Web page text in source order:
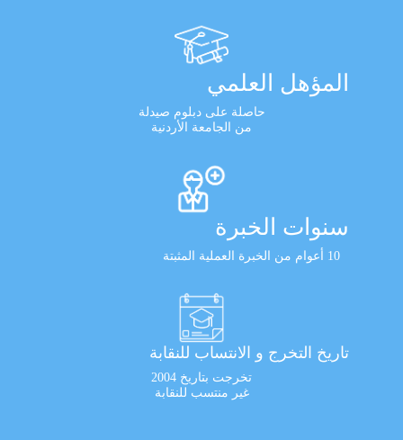
المؤهل العلمي
حاصلة على دبلوم صيدلة
من الجامعة الأردنية
سنوات الخبرة
10 أعوام من الخبرة العملية المثبتة
تاريخ التخرج و الانتساب للنقابة
تخرجت بتاريخ 2004
غير منتسب للنقابة